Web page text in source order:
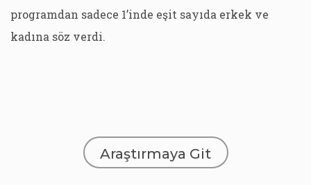
programdan sadece 1’inde eşit sayıda erkek ve
kadına söz verdi.
Araştırmaya Git